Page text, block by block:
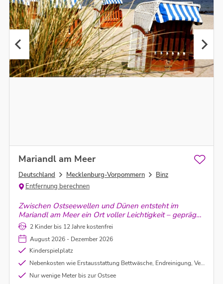
Mariandl am Meer
Deutschland Mecklenburg-Vorpommern
Binz
Entfernung berechnen
Zwischen Ostseewellen und Dünen entsteht im
Mariandl am Meer ein Ort voller Leichtigkeit – geprägt
von klarer Architektur, Küstenflair und einem Gefühl
von müheloser Entspannung.
2 Kinder bis 12 Jahre kostenfrei
August 2026 - Dezember 2026
Kinderspielplatz
Nebenkosten wie Erstausstattung Bettwäsche, Endreinigung, Verbrauchspauschale, etc. inkludiert
Nur wenige Meter bis zur Ostsee